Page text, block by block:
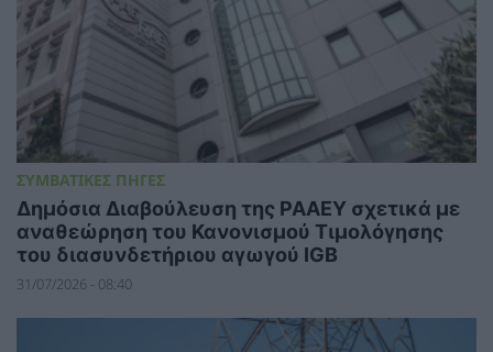
ΣΥΜΒΑΤΙΚΕΣ ΠΗΓΕΣ
Δημόσια Διαβούλευση της ΡΑΑΕΥ σχετικά με
αναθεώρηση του Κανονισμού Τιμολόγησης
του διασυνδετήριου αγωγού IGB
31/07/2026 - 08:40